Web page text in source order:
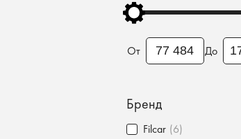
От До
Бренд
Filcar (6)